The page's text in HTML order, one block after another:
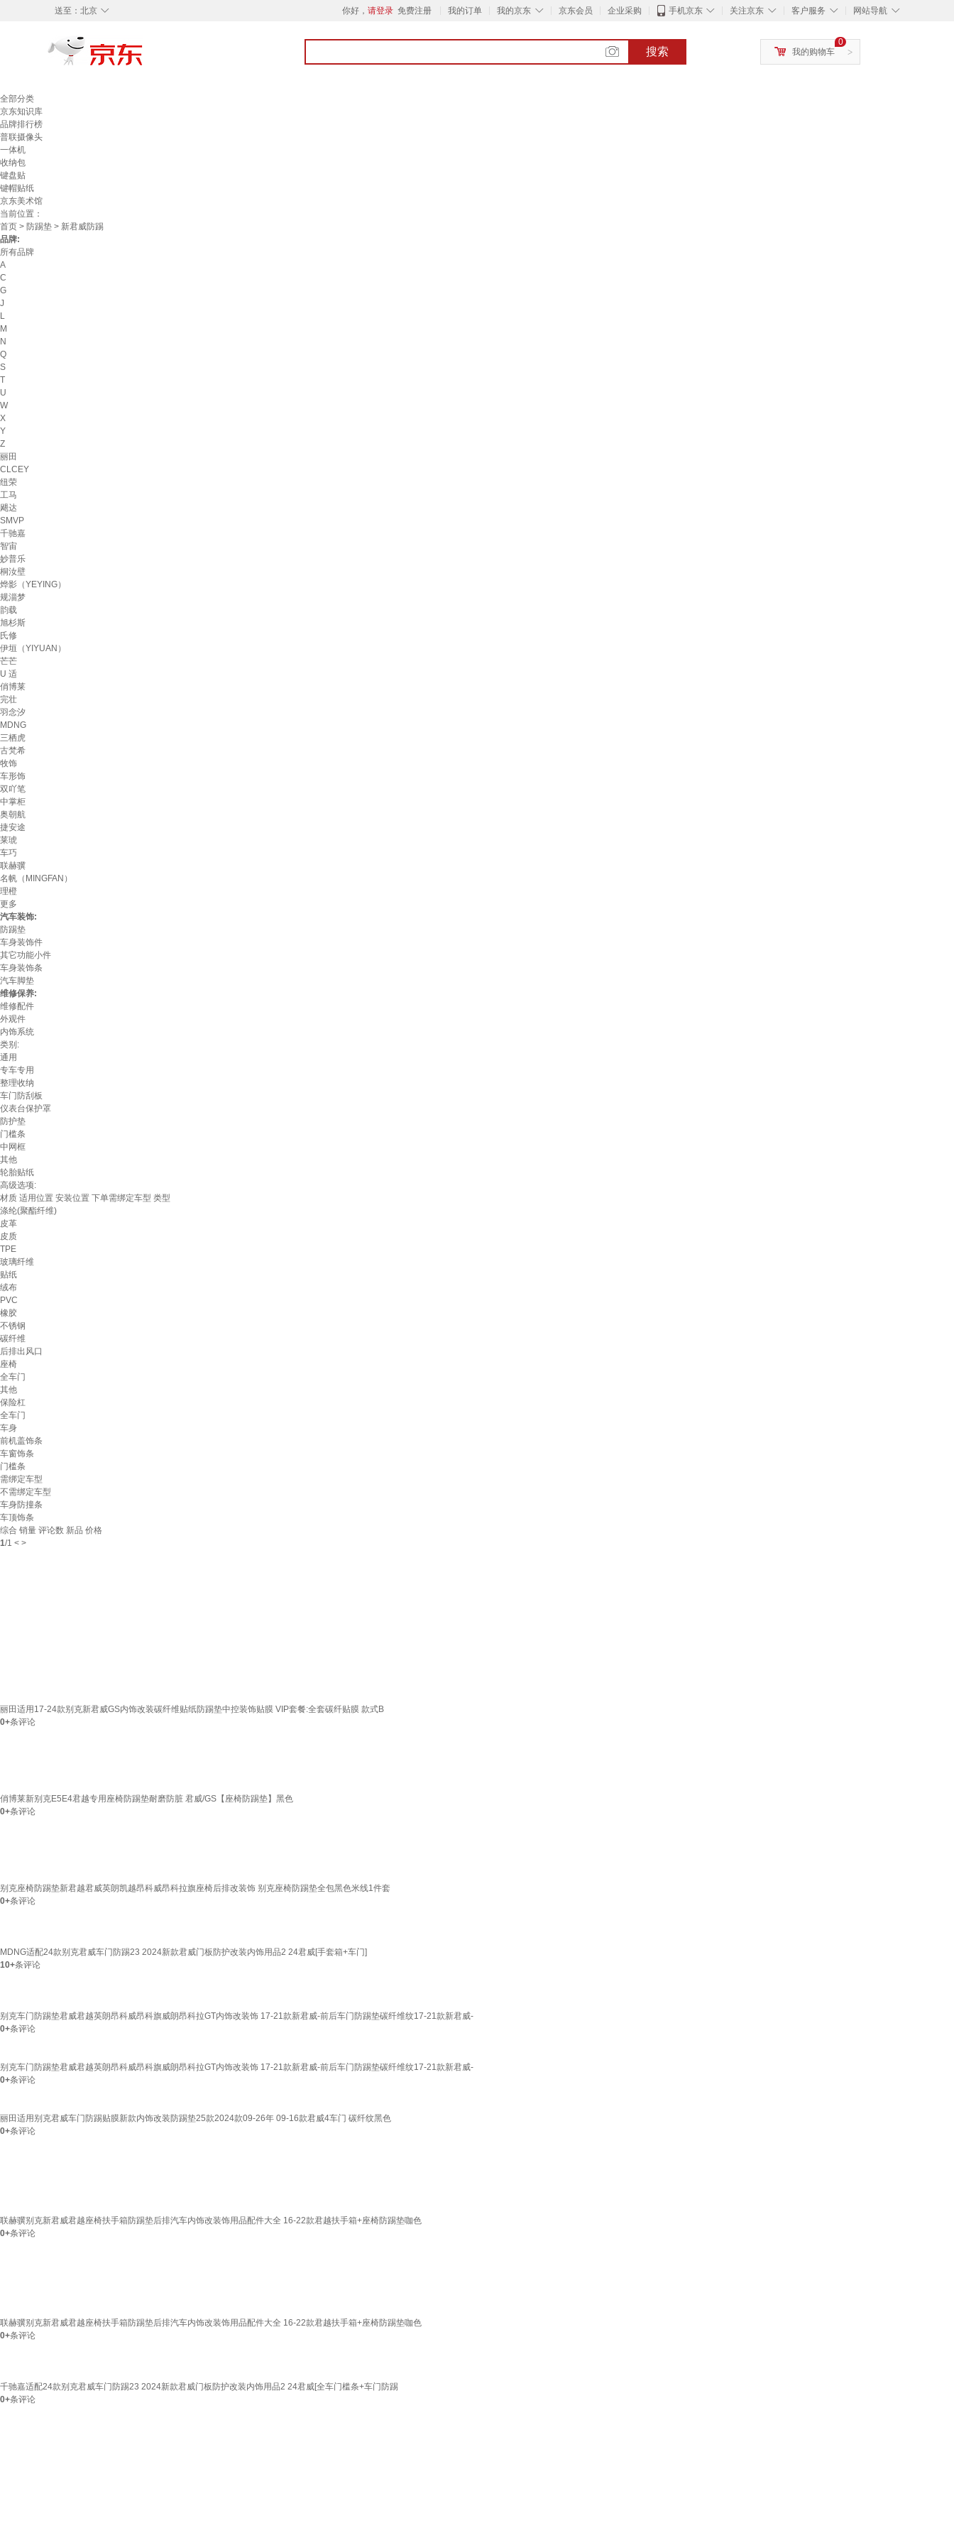
◇
送至： 北京 你好， 请登录 免费注册 我的订单 ◇
我的京东 京东会员 企业采购 ◇
手机京东 ◇
关注京东 ◇
客户服务 ◇
网站导航
搜索 >
0
我的购物车
全部分类
京东知识库
品牌排行榜
普联摄像头
一体机
收纳包
键盘贴
键帽贴纸
京东美术馆
当前位置：
首页 > 防踢垫 > 新君威防踢
品牌:
所有品牌
A
C
G
J
L
M
N
Q
S
T
U
W
X
Y
Z
丽田
CLCEY
纽荣
工马
飓达
SMVP
千驰嘉
智宙
妙普乐
桐汝壁
烨影（YEYING）
规淄梦
韵载
旭杉斯
氏修
伊垣（YIYUAN）
芒芒
U 适
俏博莱
完壮
羽念汐
MDNG
三栖虎
古梵希
牧饰
车形饰
双吖笔
中掌柜
奥朝航
捷安途
莱琥
车巧
联赫骥
名帆（MINGFAN）
理橙
更多
汽车装饰:
防踢垫
车身装饰件
其它功能小件
车身装饰条
汽车脚垫
维修保养:
维修配件
外观件
内饰系统
类别:
通用
专车专用
整理收纳
车门防刮板
仪表台保护罩
防护垫
门槛条
中网框
其他
轮胎贴纸
高级选项:
材质 适用位置 安装位置 下单需绑定车型 类型
涤纶(聚酯纤维)
皮革
皮质
TPE
玻璃纤维
贴纸
绒布
PVC
橡胶
不锈钢
碳纤维
后排出风口
座椅
全车门
其他
保险杠
全车门
车身
前机盖饰条
车窗饰条
门槛条
需绑定车型
不需绑定车型
车身防撞条
车顶饰条
综合 销量 评论数 新品 价格
1/1 < >
丽田适用17-24款别克新君威GS内饰改装碳纤维贴纸防踢垫中控装饰贴膜 VIP套餐:全套碳纤贴膜 款式B
0+条评论
俏博莱新别克E5E4君越专用座椅防踢垫耐磨防脏 君威/GS【座椅防踢垫】黑色
0+条评论
别克座椅防踢垫新君越君威英朗凯越昂科威昂科拉旗座椅后排改装饰 别克座椅防踢垫全包黑色米线1件套
0+条评论
MDNG适配24款别克君威车门防踢23 2024新款君威门板防护改装内饰用品2 24君威[手套箱+车门]
10+条评论
别克车门防踢垫君威君越英朗昂科威昂科旗威朗昂科拉GT内饰改装饰 17-21款新君威-前后车门防踢垫碳纤维纹17-21款新君威-
0+条评论
别克车门防踢垫君威君越英朗昂科威昂科旗威朗昂科拉GT内饰改装饰 17-21款新君威-前后车门防踢垫碳纤维纹17-21款新君威-
0+条评论
丽田适用别克君威车门防踢贴膜新款内饰改装防踢垫25款2024款09-26年 09-16款君威4车门 碳纤纹黑色
0+条评论
联赫骥别克新君威君越座椅扶手箱防踢垫后排汽车内饰改装饰用品配件大全 16-22款君越扶手箱+座椅防踢垫咖色
0+条评论
联赫骥别克新君威君越座椅扶手箱防踢垫后排汽车内饰改装饰用品配件大全 16-22款君越扶手箱+座椅防踢垫咖色
0+条评论
千驰嘉适配24款别克君威车门防踢23 2024新款君威门板防护改装内饰用品2 24君威[全车门槛条+车门防踢
0+条评论